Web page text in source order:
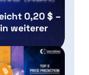
0,20 $ –
weiterer